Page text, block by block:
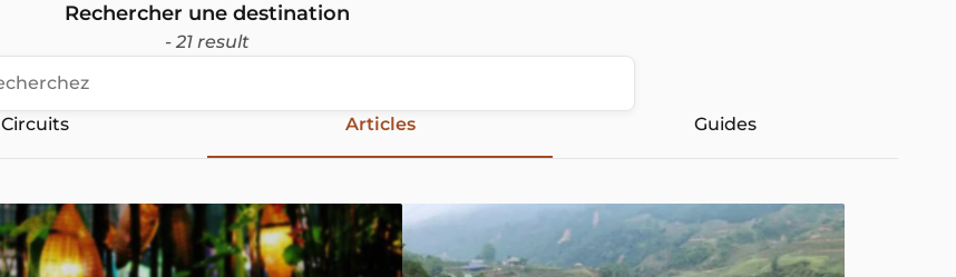
Rechercher une destination
- 21 result
Circuits Articles Guides